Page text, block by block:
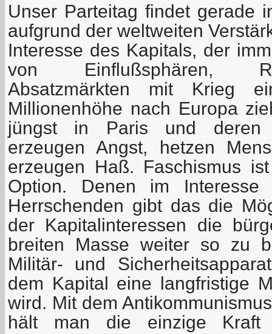
Unser Parteitag findet gerade
aufgrund der weltweiten
Interesse des Kapitals, der
von Einflußsphären,
Absatzmärkten mit Krieg
Millionenhöhe nach Europa
jüngst in Paris und deren
erzeugen Angst, hetzen
erzeugen Haß. Faschismus
Option. Denen im Interesse
Herrschenden gibt das die
der Kapitalinteressen die
breiten Masse weiter so zu
Militär- und
dem Kapital eine langfristige
wird. Mit dem
hält man die einzige Kraft